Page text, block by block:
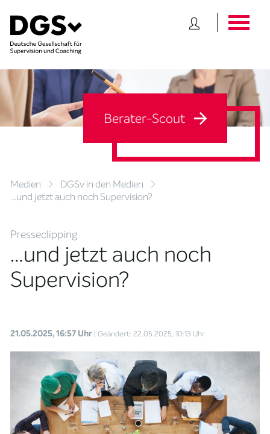
Medien
DGSv in den Medien
…und jetzt auch noch Supervision?
Berater-Scout
Presseclipping
…und jetzt auch noch
Supervision?
21.05.2025, 16:57 Uhr | Geändert: 22.05.2025, 10:13 Uhr